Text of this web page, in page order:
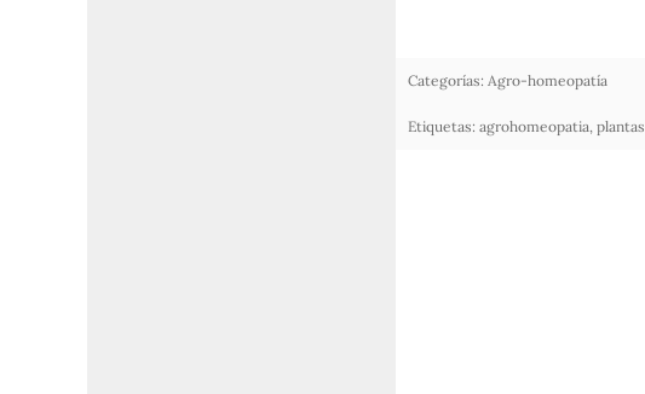
Categorías: Agro-homeopatía
Etiquetas: agrohomeopatia plantas